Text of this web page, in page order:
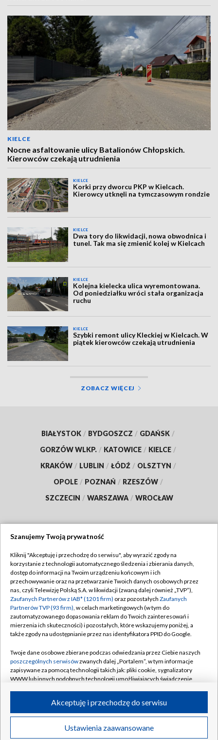
KIELCE
Nocne asfaltowanie ulicy Batalionów Chłopskich.
Kierowców czekają utrudnienia
KIELCE
Korki przy dworcu PKP w Kielcach.
Kierowcy utknęli na tymczasowym rondzie
KIELCE
Dwa tory do likwidacji, nowa obwodnica i
tunel. Tak ma się zmienić kolej w Kielcach
KIELCE
Kolejna kielecka ulica wyremontowana.
Od poniedziałku wróci stała organizacja
ruchu
KIELCE
Szybki remont ulicy Kleckiej w Kielcach. W
piątek kierowców czekają utrudnienia
ZOBACZ WIĘCEJ
BIAŁYSTOK / BYDGOSZCZ / GDAŃSK /
GORZÓW WLKP. / KATOWICE / KIELCE /
KRAKÓW / LUBLIN / ŁÓDŹ / OLSZTYN /
OPOLE / POZNAŃ / RZESZÓW /
SZCZECIN / WARSZAWA / WROCŁAW
TVP
Abonament TVP
Emisja w TVP
Centrum informacji TVP
Naziemna Telewizja Cyfrowa
Rada Programowa
System NOS
Informacje o nadawcy
Program dla prasy
Ogłoszenie przetargowe
Regulamin TVP
Polityka prywatności
Moje zgody
Pomoc
Kontakt
Kanały
©2026 Telewizja Polska S.A. w likwidacji
Szanujemy Twoją prywatność
Kliknij "Akceptuję i przechodzę do serwisu", aby wyrazić zgody na
korzystanie z technologii automatycznego śledzenia i zbierania danych,
dostęp do informacji na Twoim urządzeniu końcowym i ich
przechowywanie oraz na przetwarzanie Twoich danych osobowych przez
nas, czyli Telewizję Polską S.A. w likwidacji (zwaną dalej również „TVP”),
Zaufanych Partnerów z IAB* (1201 firm) oraz pozostałych Zaufanych
Partnerów TVP (93 firm), w celach marketingowych (w tym do
zautomatyzowanego dopasowania reklam do Twoich zainteresowań i
mierzenia ich skuteczności) i pozostałych, które wskazujemy poniżej, a
także zgody na udostępnianie przez nas identyfikatora PPID do Google.
Twoje dane osobowe zbierane podczas odwiedzania przez Ciebie naszych
poszczególnych serwisówzwanych dalej „Portalem”, w tym informacje
zapisywane za pomocą technologii takich jak: pliki cookie, sygnalizatory
WWW lub innych podobnych technologii umożliwiających świadczenie
ruchu w Internecie.
Twoje dane osobowe zbierane podczas odwiedzania przez Ciebie
poszczególnych serwisówna Portalu, takie jak adresy IP, identyfikatory
Ustawienia zaawansowane
Akceptuję i przechodzę do serwisu